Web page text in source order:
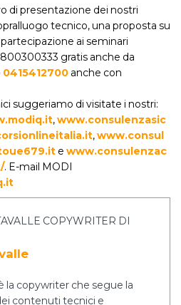
di presentazione dei nostri
tecnico, una proposta su
ai seminari
gratis anche da
0415412700 anche con
suggeriamo di visitate i nostri:
,www.consulenzasic
,www.consul
e www.consulenzac
. E-mail MODI
la copywriter che segue la
contenuti tecnici e